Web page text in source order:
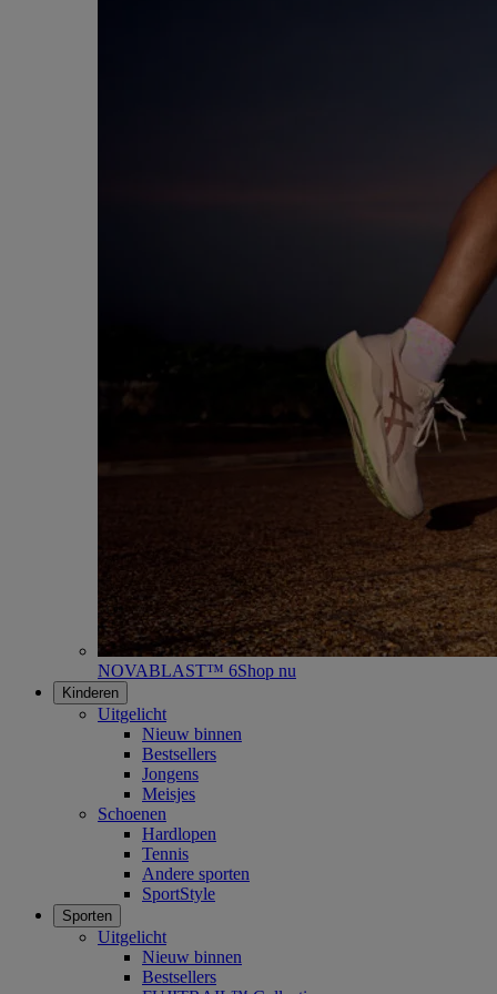
NOVABLAST™ 6Shop nu
Kinderen
Uitgelicht
Nieuw binnen
Bestsellers
Jongens
Meisjes
Schoenen
Hardlopen
Tennis
Andere sporten
SportStyle
Sporten
Uitgelicht
Nieuw binnen
Bestsellers